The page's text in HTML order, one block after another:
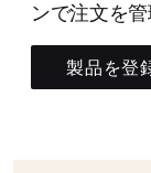
ンで注文を管
製品を登